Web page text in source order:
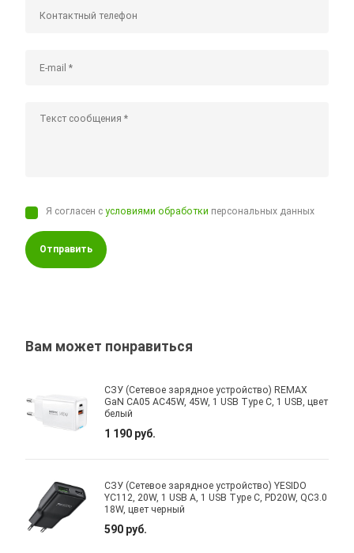
Я согласен сусловиями обработки персональных данных
Отправить
Вам может понравиться
СЗУ (Сетевое зарядное устройство) REMAX
GaN CA05 AC45W, 45W, 1 USB Type C, 1 USB, цвет
белый
1 190 руб.
СЗУ (Сетевое зарядное устройство) YESIDO
YC112, 20W, 1 USB A, 1 USB Type C, PD20W, QC3.0
18W, цвет черный
590 руб.